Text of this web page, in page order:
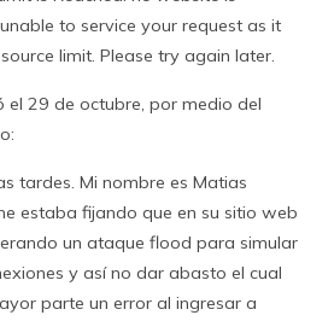
to service your request as it
limit. Please try again later.
el 29 de octubre, por medio del
tardes. Mi nombre es Matias
estaba fijando que en su sitio web
un ataque flood para simular
y así no dar abasto el cual
parte un error al ingresar a